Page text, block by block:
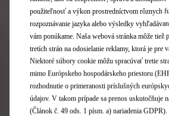
TEPELNÝ KOMFORT A ABSOLÚTNE
použiteľnosť a výkon prostredníctvom rôznych
rozpoznávanie jazyka alebo výsledky
vám ponúkame. Naša webová stránka môže
tretích strán na odosielanie reklamy, ktorá je pre
Niektoré súbory cookie môžu spracúvať tretie
mimo Európskeho hospodárskeho priestoru
rozhodnutie o primeranosti príslušných
údajov. V takom prípade sa prenos uskutočňuje
(Článok č. 49 ods. 1 písm. a) nariadenia GDPR).